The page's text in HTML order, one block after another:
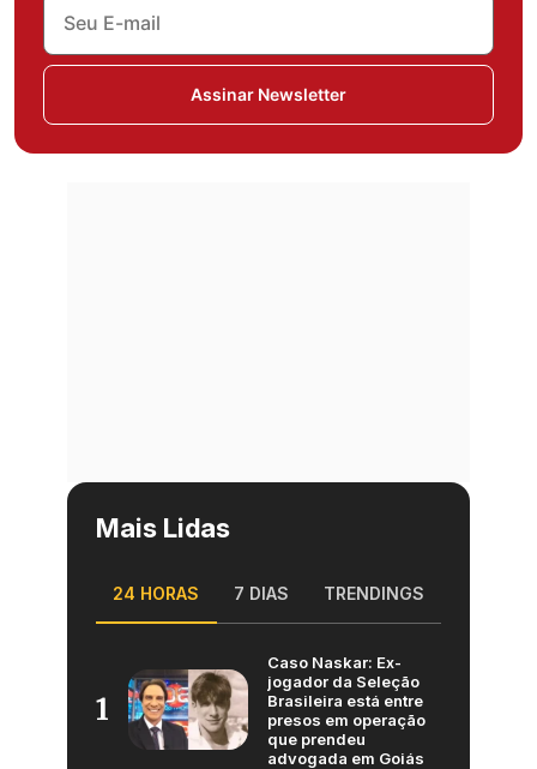
Assinar Newsletter
Mais Lidas
24 HORAS 7 DIAS TRENDINGS
1
Caso Naskar: Ex-
jogador da Seleção
Brasileira está entre
presos em operação
que prendeu
advogada em Goiás